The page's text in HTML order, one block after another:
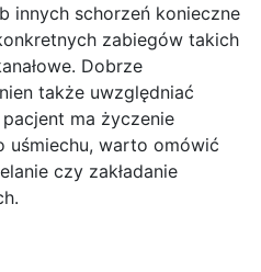
innych schorzeń konieczne
zabiegów takich
Dobrze
także uwzględniać
ma życzenie
uśmiechu, warto omówić
czy zakładanie